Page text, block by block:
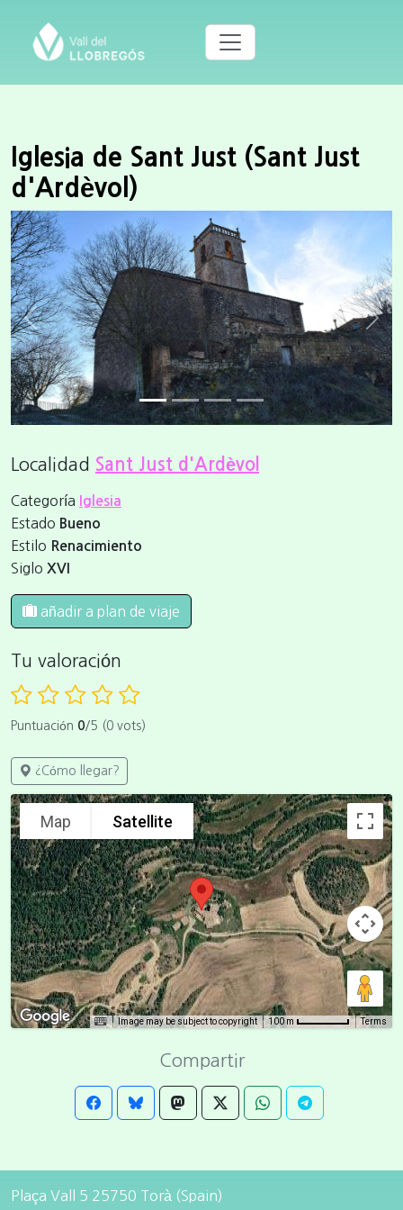
Iglesia de Sant Just (Sant Just
d'Ardèvol)
Previous Next
Localidad Sant Just d'Ardèvol
Categoría Iglesia
Estado Bueno
Estilo Renacimiento
Siglo XVI
añadir a plan de viaje
Tu valoración
Puntuación 0/5 (0 vots)
¿Cómo llegar?
Map Satellite
Image may be subject to copyright 100 m Terms
Compartir
Plaça Vall 5 25750 Torà (Spain)